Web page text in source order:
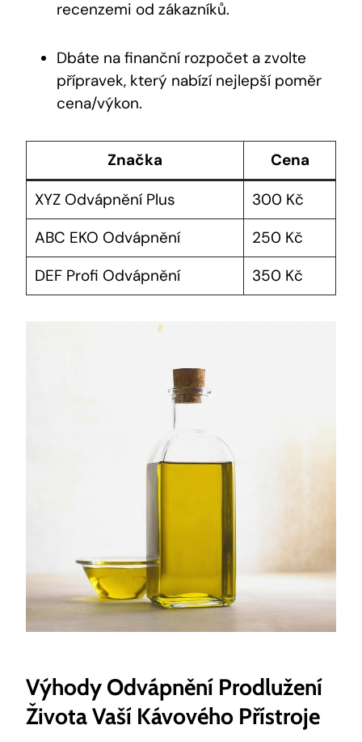
recenzemi od zákazníků.
Dbáte na finanční rozpočet a zvolte
přípravek, který nabízí nejlepší poměr
cena/výkon.
Značka
Cena
XYZ Odvápnění Plus
300 Kč
ABC EKO Odvápnění
250 Kč
DEF Profi Odvápnění
350 Kč
Výhody Odvápnění Prodlužení
Života Vaší Kávového Přístroje